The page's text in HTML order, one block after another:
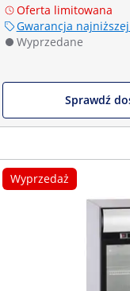
Oferta limitowana
Gwarancja
Wyprzedane
Sprawdź
Wyprzedaż